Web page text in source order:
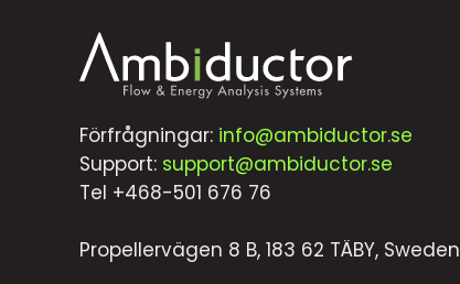
Förfrågningar: info@ambiductor.se
Support: support@ambiductor.se
Tel +468-501 676 76
Propellervägen 8 B, 183 62 TÄBY, Sweden